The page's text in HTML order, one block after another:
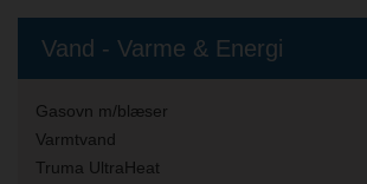
Vand - Varme & Energi
Gasovn m/blæser
Varmtvand
Truma UltraHeat